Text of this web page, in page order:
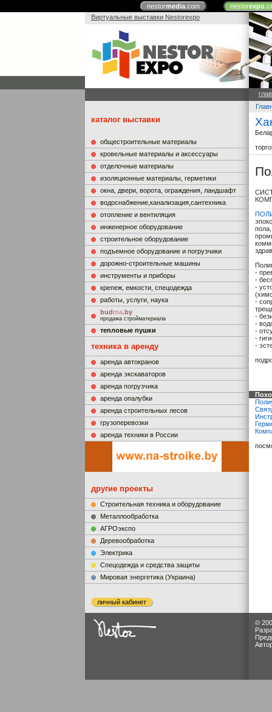
nestormedia.com nestorexpo
Виртуальные выставки Nestorexpo
каталог выставки
общестроительные материалы
кровельные материалы и аксессуары
отделочные материалы
изоляционные материалы, герметики
окна, двери, ворота, ограждения, ландшафт
водоснабжение,канализация,сантехника
отопление и вентиляция
инженерное оборудование
строительное оборудование
подъемное оборудование и погрузчики
дорожно-строительные машины
инструменты и приборы
крепеж, емкости, спецодежда
работы, услуги, наука
budma.by
продажа стройматериала
тепловые пушки
техника в аренду
аренда автокранов
аренда экскаваторов
аренда погрузчика
аренда опалубки
аренда строительных лесов
грузоперевозки
аренда техники в России
другие проекты
Строительная техника и оборудование
Металлообработка
АГРОэкспо
Деревообработка
Электрика
Cпецодежда и средства защиты
Мировая энергетика (Украина)
личный кабинет
-
-
-
-
-
-
-
-
-
©